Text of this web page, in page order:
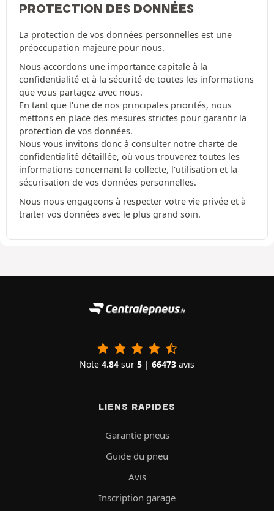
PROTECTION DES DONNÉES
La protection de vos données personnelles est une
préoccupation majeure pour nous.
Nous accordons une importance capitale à la
confidentialité et à la sécurité de toutes les informations
que vous partagez avec nous.
En tant que l'une de nos principales priorités, nous
mettons en place des mesures strictes pour garantir la
protection de vos données.
Nous vous invitons donc à consulter notre charte de
confidentialité détaillée, où vous trouverez toutes les
informations concernant la collecte, l'utilisation et la
sécurisation de vos données personnelles.
Nous nous engageons à respecter votre vie privée et à
traiter vos données avec le plus grand soin.
Note 4.84 sur 5 | 66473 avis
LIENS RAPIDES
Garantie pneus
Guide du pneu
Avis
Inscription garage